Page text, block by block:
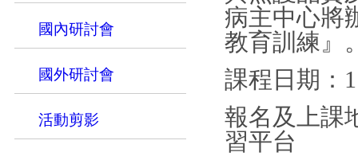
國內研討會
國外研討會
活動剪影
病主中心將
教育訓練』
課程日期：
報名及上課
習平台